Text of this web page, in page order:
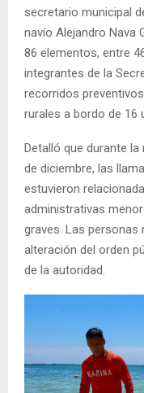
secretario municipal
navío Alejandro Nava
86 elementos, entre
integrantes de la
recorridos
rurales a bordo de 16
Detalló que durante
de diciembre, las
estuvieron
administrativas
graves. Las
alteración del orden
de la autoridad.